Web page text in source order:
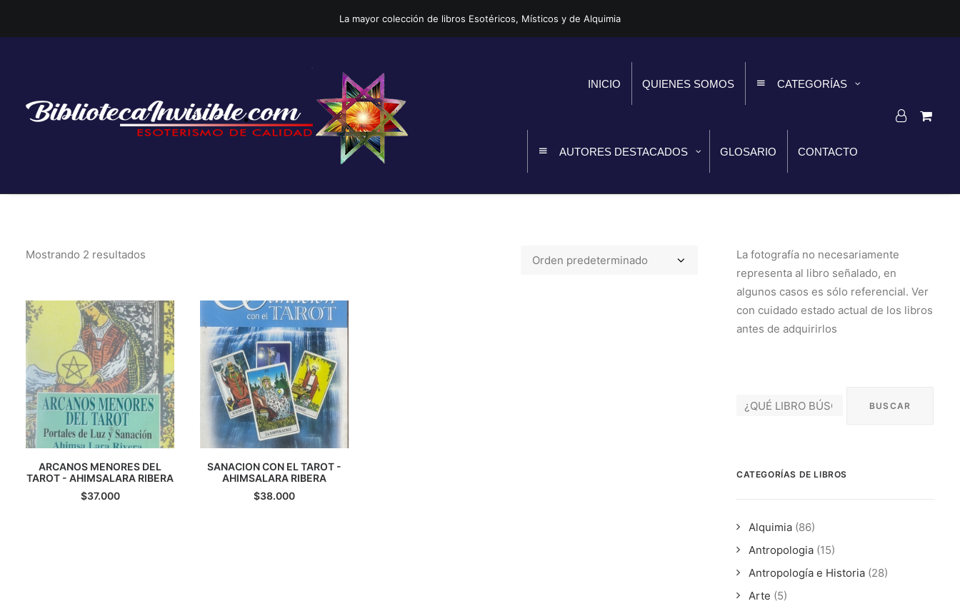
La mayor colección de libros Esotéricos, Místicos y de Alquimia
INICIO QUIENES SOMOS CATEGORÍAS
AUTORES DESTACADOS GLOSARIO CONTACTO
Mostrando 2 resultados
AGREGAR AL CARRITO
ARCANOS MENORES DEL
TAROT - AHIMSALARA RIBERA
$37.000
AGREGAR AL CARRITO
SANACION CON EL TAROT -
AHIMSALARA RIBERA
$38.000
La fotografía no necesariamente
representa al libro señalado, en
algunos casos es sólo referencial. Ver
con cuidado estado actual de los libros
antes de adquirirlos
CATEGORÍAS DE LIBROS
Alquimia (86)
Antropologia (15)
Antropología e Historia (28)
Arte (5)